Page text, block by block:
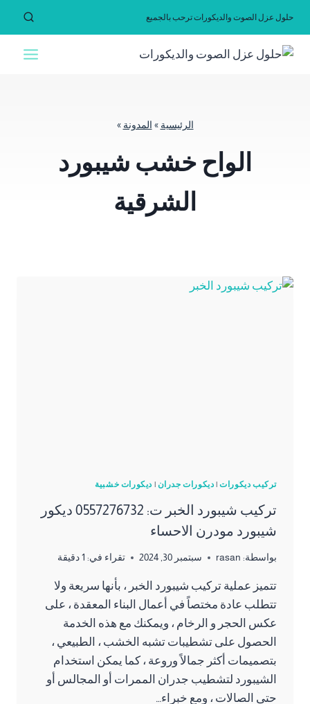
المحتوى
حلول عزل الصوت والديكورات ترحب بالجميع
الرئيسية » المدونة »
الواح خشب شيبورد
الشرقية
تركيب ديكورات| ديكورات جدران | ديكورات خشبية
تركيب شيبورد الخبر ت: 0557276732 ديكور
شيبورد مودرن الاحساء
بواسطة: rasan سبتمبر 30, 2024 تقراء في: دقيقة
تتميز عملية تركيب شيبورد الخبر ، بأنها سريعة ولا
تتطلب عادة مختصاً في أعمال البناء المعقدة ، على
عكس الحجر و الرخام ، ويمكنك مع هذه الخدمة
الحصول على تشطيبات تشبه الخشب ، الطبيعي ،
بتصميمات أكثر جمالاً وروعة ، كما يمكن استخدام
الشيبورد لتشطيب جدران الممرات أو المجالس أو
حتى الصالات ، ومع خبراء…